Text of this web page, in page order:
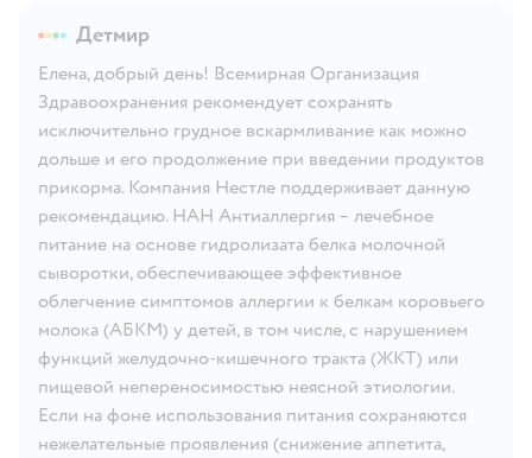
Детмир
Елена, добрый день! Всемирная Организация
Здравоохранения рекомендует сохранять
исключительно грудное вскармливание как можно
дольше и его продолжение при введении продуктов
прикорма. Компания Нестле поддерживает данную
рекомендацию. НАН Антиаллергия – лечебное
питание на основе гидролизата белка молочной
сыворотки, обеспечивающее эффективное
облегчение симптомов аллергии к белкам коровьего
молока (АБКМ) у детей, в том числе, с нарушением
функций желудочно-кишечного тракта (ЖКТ) или
пищевой непереносимостью неясной этиологии.
Если на фоне использования питания сохраняются
нежелательные проявления (снижение аппетита,